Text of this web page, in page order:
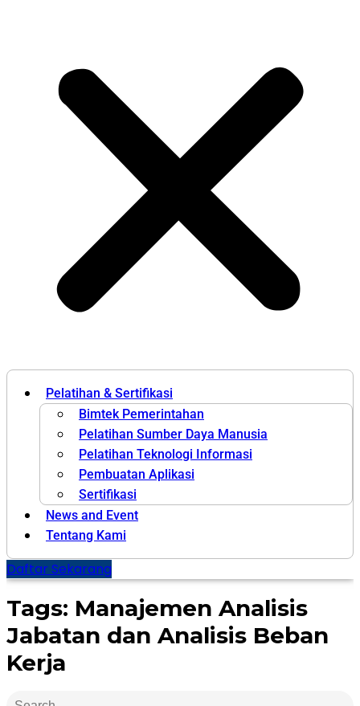
Pelatihan & Sertifikasi
Bimtek Pemerintahan
Pelatihan Sumber Daya Manusia
Pelatihan Teknologi Informasi
Pembuatan Aplikasi
Sertifikasi
News and Event
Tentang Kami
Daftar Sekarang
Tags: Manajemen Analisis
Jabatan dan Analisis Beban
Kerja